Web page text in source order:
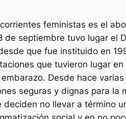
feministas es el
de septiembre tuvo lugar el
que fue instituido en
que tuvieron lugar
Desde hace
seguras y dignas para la
no llevar a término